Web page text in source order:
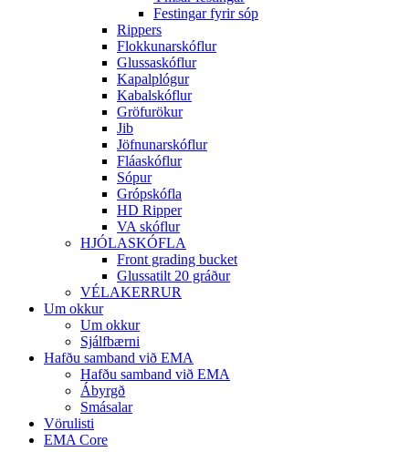
Festingar fyrir sóp
Rippers
Flokkunarskóflur
Glussaskóflur
Kapalplógur
Kabalskóflur
Gröfurökur
Jib
Jöfnunarskóflur
Fláaskóflur
Sópur
Grópskófla
HD Ripper
VA skóflur
HJÓLASKÓFLA
Front grading bucket
Glussatilt 20 gráður
VÉLAKERRUR
Um okkur
Um okkur
Sjálfbærni
Hafðu samband við EMA
Hafðu samband við EMA
Ábyrgð
Smásalar
Vörulisti
EMA Core